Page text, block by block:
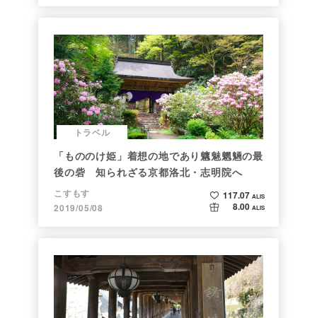
トラベル
「もののけ姫」着想の地であり魑魅魍魎の最
後の砦 知られざる京都洛北・志明院へ
こすもす
2019/05/08
117.07 ALIS
8.00 ALIS